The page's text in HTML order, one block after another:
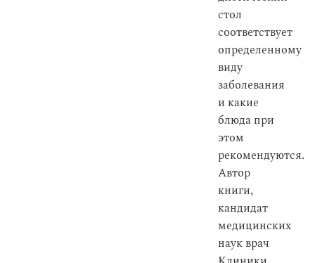
стол
соответствует
определенному
виду
заболевания
и какие
блюда при
этом
рекомендуются.
Автор
книги,
кандидат
медицинских
наук врач